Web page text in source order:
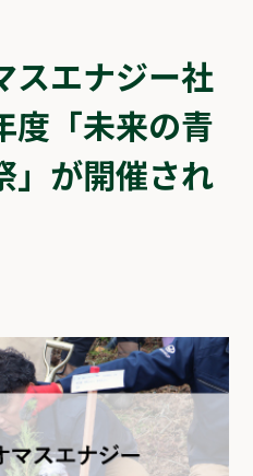
スエナジー社
度「未来の青
」が開催され